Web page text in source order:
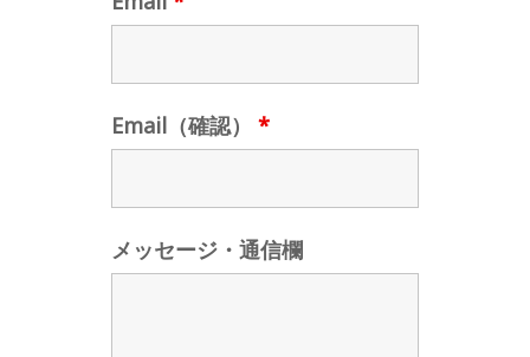
Email（確認） *
メッセージ・通信欄